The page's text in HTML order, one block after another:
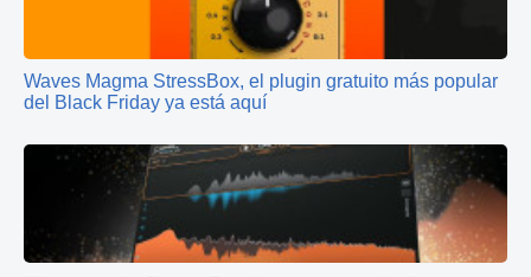
Waves Magma StressBox, el plugin gratuito más popular
del Black Friday ya está aquí